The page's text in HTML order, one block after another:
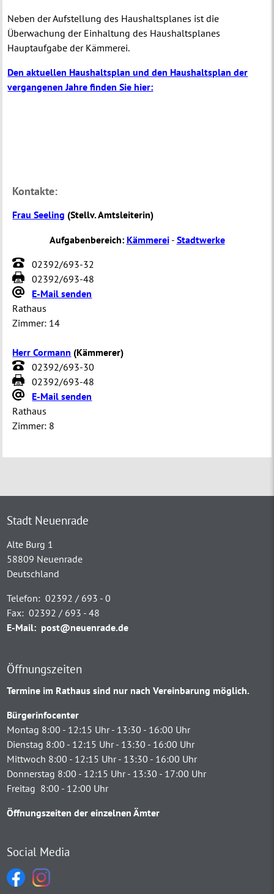
Neben der Aufstellung des Haushaltsplanes ist die
Überwachung der Einhaltung des Haushaltsplanes
Hauptaufgabe der Kämmerei.
Den aktuellen Haushaltsplan und den Haushaltsplan der
vergangenen Jahre finden Sie hier:
Kontakte:
Frau Seeling (Stellv. Amtsleiterin)
Aufgabenbereich: Kämmerei- Stadtwerke
02392/693-32
02392/693-48
E-Mail senden
Rathaus
Zimmer: 14
Herr Cormann (Kämmerer)
02392/693-30
02392/693-48
E-Mail senden
Rathaus
Zimmer: 8
Stadt Neuenrade
Alte Burg 1
58809 Neuenrade
Deutschland
Telefon: 02392 / 693 - 0
Fax: 02392 / 693 - 48
E-Mail: post@neuenrade.de
Öffnungszeiten
Termine im Rathaus sind nur nach Vereinbarung möglich.
Bürgerinfocenter
Montag 8:00 - 12:15 Uhr - 13:30 - 16:00 Uhr
Dienstag 8:00 - 12:15 Uhr - 13:30 - 16:00 Uhr
Mittwoch 8:00 - 12:15 Uhr - 13:30 - 16:00 Uhr
Donnerstag 8:00 - 12:15 Uhr - 13:30 - 17:00 Uhr
Freitag 8:00 - 12:00 Uhr
Öffnungszeiten der einzelnen Ämter
Social Media